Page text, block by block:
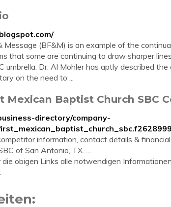
(BF&M) is an example of the
that some are continuing to draw sharper
umbrella. Dr. Al Mohler has aptly described
on the need to ...
Mexican Baptist Church SBC
directory/company-
information, contact details &
of San Antonio, TX. …
obigen Links alle notwendigen